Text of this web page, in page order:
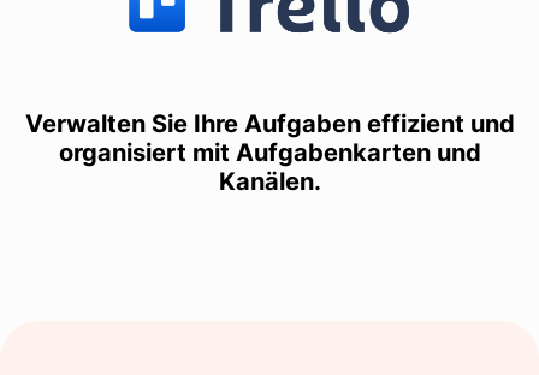
Verwalten Sie Ihre Aufgaben effizient und
organisiert mit Aufgabenkarten und
Kanälen.